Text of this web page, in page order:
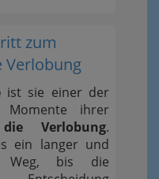
zum
Verlobung
ist sie einer der
Momente ihrer
die Verlobung.
ein langer und
Weg, bis die